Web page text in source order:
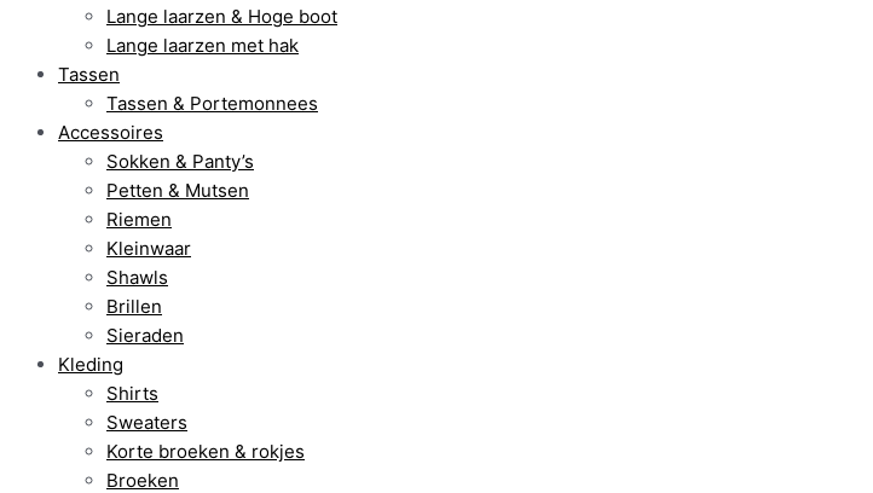
Lange laarzen & Hoge boot
Lange laarzen met hak
Tassen
Tassen & Portemonnees
Accessoires
Sokken & Panty’s
Petten & Mutsen
Riemen
Kleinwaar
Shawls
Brillen
Sieraden
Kleding
Shirts
Sweaters
Korte broeken & rokjes
Broeken